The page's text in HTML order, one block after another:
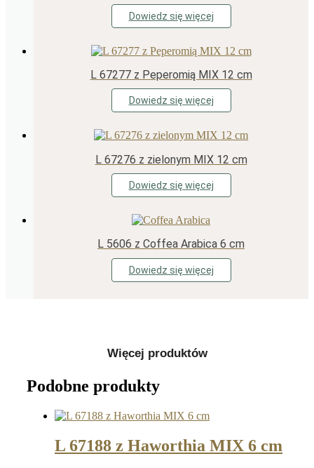
Dowiedz się więcej
L 67277 z Peperomią MIX 12 cm
Dowiedz się więcej
L 67276 z zielonym MIX 12 cm
Dowiedz się więcej
L 5606 z Coffea Arabica 6 cm
Dowiedz się więcej
Więcej produktów
Podobne produkty
L 67188 z Haworthia MIX 6 cm